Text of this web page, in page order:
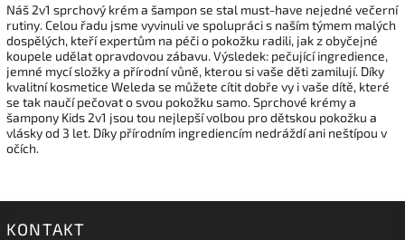
Náš 2v1 sprchový krém a šampon se stal must-have nejedné večerní
rutiny. Celou řadu jsme vyvinuli ve spolupráci s naším týmem malých
dospělých, kteří expertům na péči o pokožku radili, jak z obyčejné
koupele udělat opravdovou zábavu. Výsledek: pečující ingredience,
jemné mycí složky a přírodní vůně, kterou si vaše děti zamilují. Díky
kvalitní kosmetice Weleda se můžete cítit dobře vy i vaše dítě, které
se tak naučí pečovat o svou pokožku samo. Sprchové krémy a
šampony Kids 2v1 jsou tou nejlepší volbou pro dětskou pokožku a
vlásky od 3 let. Díky přírodním ingrediencím nedráždí ani neštípou v
očích.
KONTAKT